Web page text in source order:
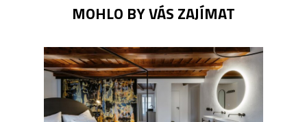
MOHLO BY VÁS ZAJÍMAT